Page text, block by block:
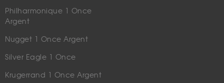
Philharmonique 1 Once
Argent
Nugget 1 Once Argent
Silver Eagle 1 Once
Krugerrand 1 Once Argent